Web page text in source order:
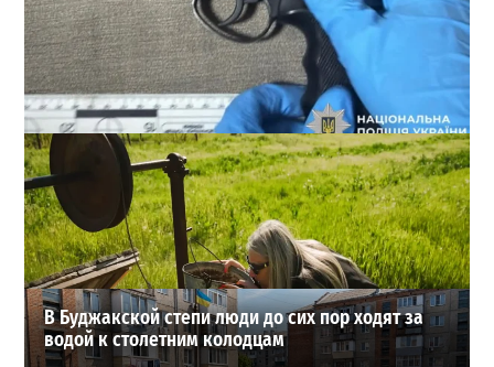
В Одессе стреляли по сотрудникам ТЦК: есть
раненые (ОБНОВЛЕНО)
2026-08-02
ВИБОР РЕДАКЦИИ
В Буджакской степи люди до сих пор ходят за
водой к столетним колодцам